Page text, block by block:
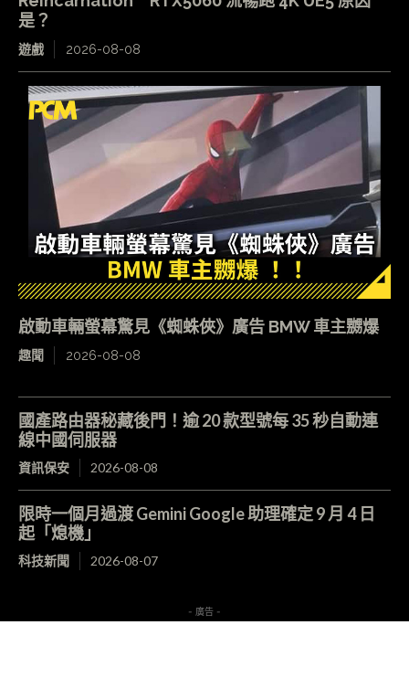
是？
遊戲 2026-08-08
啟動車輛螢幕驚見《蜘蛛俠》廣告 BMW 車主嬲爆
趣聞 2026-08-08
國產路由器秘藏後門！逾 20 款型號每 35 秒自動連
線中國伺服器
資訊保安 2026-08-08
限時一個月過渡 Gemini Google 助理確定 9 月 4 日
起「熄機」
科技新聞 2026-08-07
- 廣告 -